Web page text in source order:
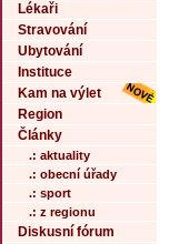
Lékaři
Stravování
Ubytování
Instituce
Kam na výlet
Region
Články
.: aktuality
.: obecní úřady
.: sport
.: z regionu
Diskusní fórum